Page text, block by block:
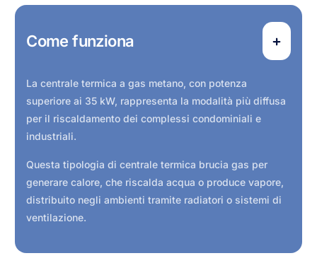
Come funziona
La centrale termica a gas metano, con potenza
superiore ai 35 kW, rappresenta la modalità più diffusa
per il riscaldamento dei complessi condominiali e
industriali.
Questa tipologia di centrale termica brucia gas per
generare calore, che riscalda acqua o produce vapore,
distribuito negli ambienti tramite radiatori o sistemi di
ventilazione.